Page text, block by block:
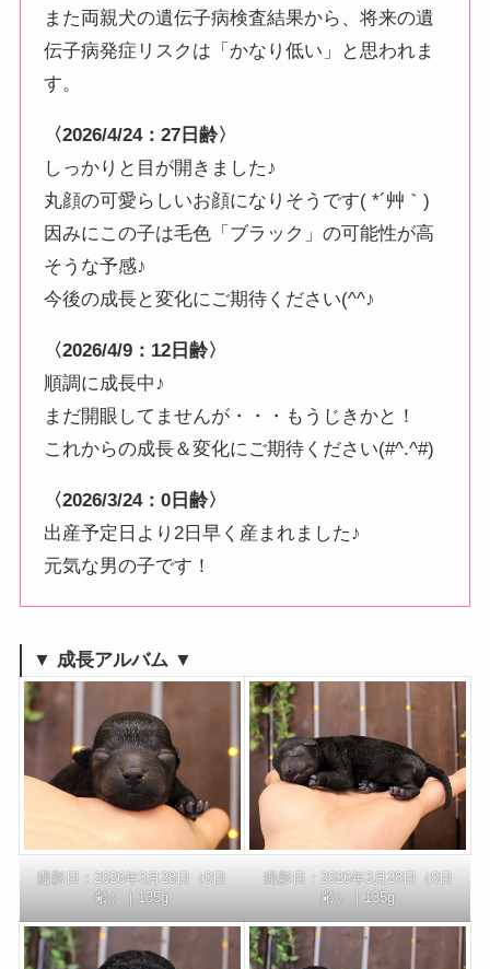
また両親犬の遺伝子病検査結果から、将来の遺
伝子病発症リスクは「かなり低い」と思われま
す。
〈2026/4/24：27日齢〉
しっかりと目が開きました♪
丸顔の可愛らしいお顔になりそうです( *´艸｀)
因みにこの子は毛色「ブラック」の可能性が高
そうな予感♪
今後の成長と変化にご期待ください(^^♪
〈2026/4/9：12日齢〉
順調に成長中♪
まだ開眼してませんが・・・もうじきかと！
これからの成長＆変化にご期待ください(#^.^#)
〈2026/3/24：0日齢〉
出産予定日より2日早く産まれました♪
元気な男の子です！
▼ 成長アルバム ▼
撮影日：2026年3月28日（0日
齢）｜135g
撮影日：2026年3月28日（0日
齢）｜135g